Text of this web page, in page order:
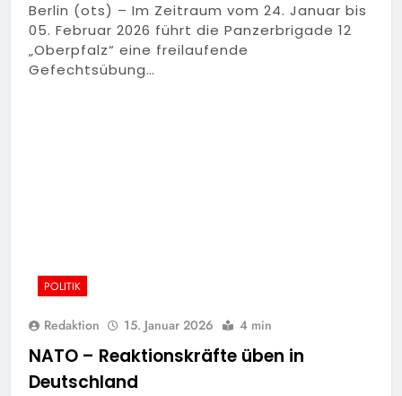
Berlin (ots) – Im Zeitraum vom 24. Januar bis
05. Februar 2026 führt die Panzerbrigade 12
„Oberpfalz“ eine freilaufende
Gefechtsübung…
POLITIK
Redaktion 15. Januar 2026 4 min
NATO – Reaktionskräfte üben in
Deutschland